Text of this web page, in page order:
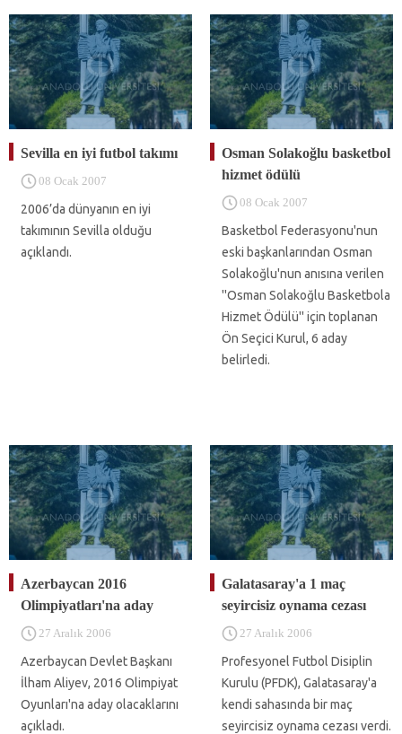
Sevilla en iyi futbol takımı
08 Ocak 2007
2006’da dünyanın en iyi
takımının Sevilla olduğu
açıklandı.
Osman Solakoğlu basketbol
hizmet ödülü
08 Ocak 2007
Basketbol Federasyonu'nun
eski başkanlarından Osman
Solakoğlu'nun anısına verilen
''Osman Solakoğlu Basketbola
Hizmet Ödülü'' için toplanan
Ön Seçici Kurul, 6 aday
belirledi.
Azerbaycan 2016
Olimpiyatları'na aday
27 Aralık 2006
Azerbaycan Devlet Başkanı
İlham Aliyev, 2016 Olimpiyat
Oyunları'na aday olacaklarını
açıkladı.
Galatasaray'a 1 maç
seyircisiz oynama cezası
27 Aralık 2006
Profesyonel Futbol Disiplin
Kurulu (PFDK), Galatasaray'a
kendi sahasında bir maç
seyircisiz oynama cezası verdi.